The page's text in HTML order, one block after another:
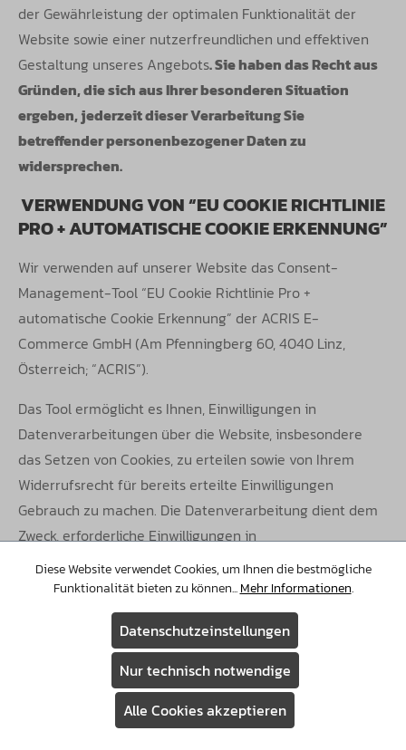
der Gewährleistung der optimalen Funktionalität der
Website sowie einer nutzerfreundlichen und effektiven
Gestaltung unseres Angebots. Sie haben das Recht aus
Gründen, die sich aus Ihrer besonderen Situation
ergeben, jederzeit dieser Verarbeitung Sie
betreffender personenbezogener Daten zu
widersprechen.
VERWENDUNG VON “EU COOKIE RICHTLINIE
PRO + AUTOMATISCHE COOKIE ERKENNUNG”
Wir verwenden auf unserer Website das Consent-
Management-Tool “EU Cookie Richtlinie Pro +
automatische Cookie Erkennung” der ACRIS E-
Commerce GmbH (Am Pfenningberg 60, 4040 Linz,
Österreich; “ACRIS”).
Das Tool ermöglicht es Ihnen, Einwilligungen in
Datenverarbeitungen über die Website, insbesondere
das Setzen von Cookies, zu erteilen sowie von Ihrem
Widerrufsrecht für bereits erteilte Einwilligungen
Gebrauch zu machen. Die Datenverarbeitung dient dem
Zweck,erforderliche Einwilligungen in
Datenverarbeitungen einzuholen sowie zu
dokumentieren und damit gesetzliche Verpflichtungen
Hierzu können Cookies eingesetzt werden.
Dabei wird neben allgemeinen Nutzerdaten Ihre IP-
Adresse erhoben und an ACRIS übermittelt.
Weitergabe dieser Daten an sonstige Dritte erfolgt nicht.
Die Datenverarbeitung erfolgt zur Erfüllung einer
Assistent
Diese Website verwendet Cookies, um Ihnen die bestmögliche
Funktionalität bieten zu können...Mehr Informationen.
Datenschutzeinstellungen
Nur technisch notwendige
Alle Cookies akzeptieren